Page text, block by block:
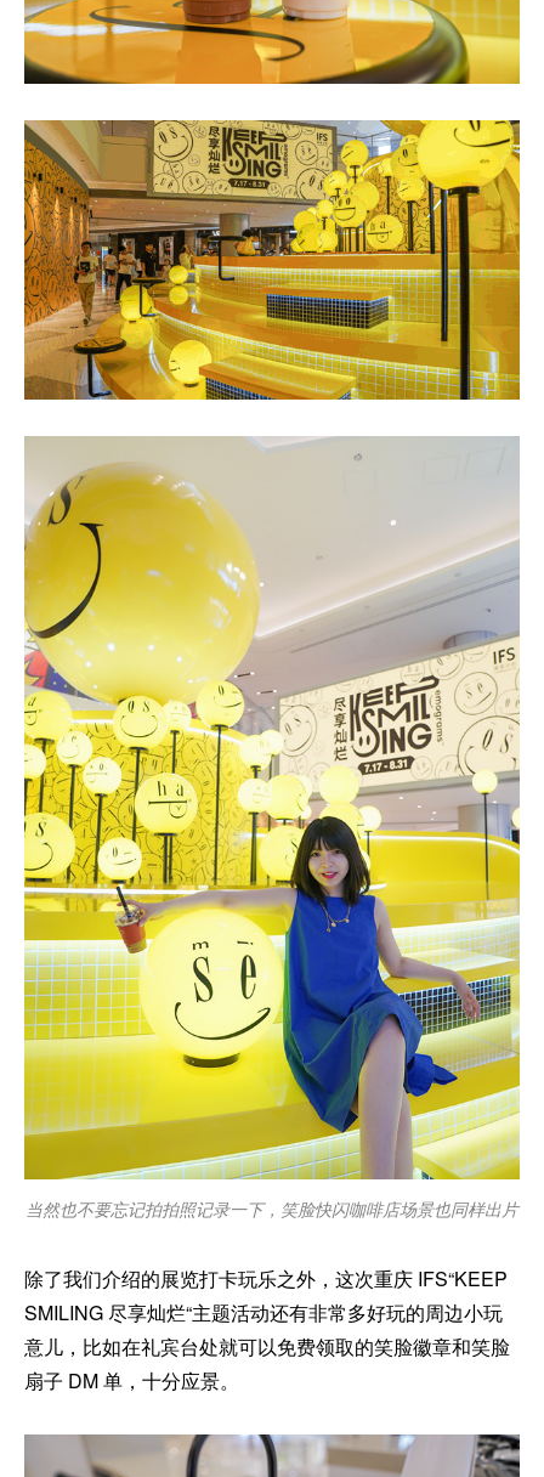
当然也不要忘记拍拍照记录一下，笑脸快闪咖啡店场景也同样出片
除了我们介绍的展览打卡玩乐之外，这次重庆 IFS“KEEP
SMILING 尽享灿烂“主题活动还有非常多好玩的周边小玩
意儿，比如在礼宾台处就可以免费领取的笑脸徽章和笑脸
扇子 DM 单，十分应景。